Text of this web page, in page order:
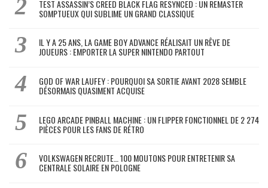
TEST ASSASSIN’S CREED BLACK FLAG RESYNCED : UN REMASTER
SOMPTUEUX QUI SUBLIME UN GRAND CLASSIQUE
IL Y A 25 ANS, LA GAME BOY ADVANCE RÉALISAIT UN RÊVE DE
JOUEURS : EMPORTER LA SUPER NINTENDO PARTOUT
GOD OF WAR LAUFEY : POURQUOI SA SORTIE AVANT 2028 SEMBLE
DÉSORMAIS QUASIMENT ACQUISE
LEGO ARCADE PINBALL MACHINE : UN FLIPPER FONCTIONNEL DE 2 274
PIÈCES POUR LES FANS DE RÉTRO
VOLKSWAGEN RECRUTE… 100 MOUTONS POUR ENTRETENIR SA
CENTRALE SOLAIRE EN POLOGNE